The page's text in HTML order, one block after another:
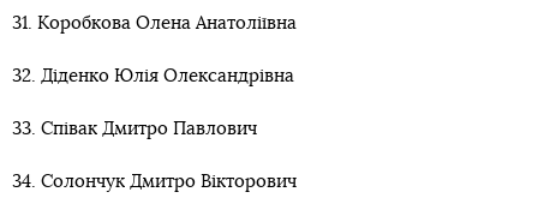
31. Коробкова Олена Анатоліївна
32. Діденко Юлія Олександрівна
33. Співак Дмитро Павлович
34. Солончук Дмитро Вікторович